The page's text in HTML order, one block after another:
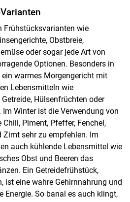
Frühstücksvarianten wie
Obstbreie,
oder sogar jede Art von
Optionen. Besonders in
warmes Morgengericht mit
Lebensmitteln wie
Hülsenfrüchten oder
Winter ist die Verwendung von
Chili, Piment, Pfeffer, Fenchel,
Zimt sehr zu empfehlen. Im
auch kühlende Lebensmittel wie
Obst und Beeren das
Ein Getreidefrühstück,
ist eine wahre Gehirnnahrung und
Energie. So banal es auch klingt,